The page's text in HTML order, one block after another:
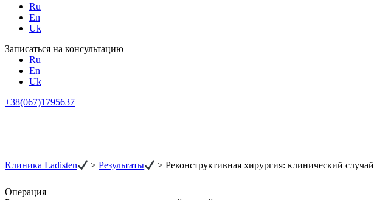
Ru
En
Uk
Записаться на консультацию
Ru
En
Uk
+38(067)1795637
Клиника Ladisten >Результаты >Реконструктивная хирургия: клинический случай
Операция